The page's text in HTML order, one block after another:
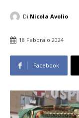
Di Nicola Avolio
18 Febbraio 2024
Facebook